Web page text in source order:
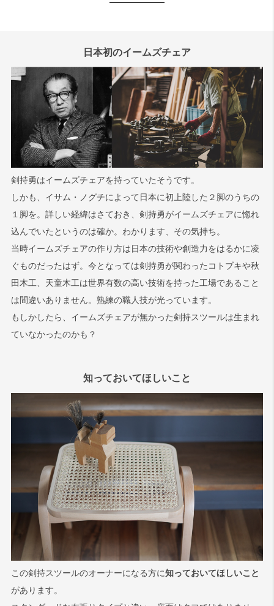
日本初のイームズチェア
剣持勇はイームズチェアを持っていたそうです。
しかも、イサム・ノグチによって日本に初上陸した２脚のうちの
１脚を。詳しい経緯はさておき、剣持勇がイームズチェアに惚れ
込んでいたというのは確か。わかります、その気持ち。
当時イームズチェアの作り方は日本の技術や創造力をはるかに凌
ぐものだったはず。今となっては剣持勇が関わったコトブキや秋
田木工、天童木工は世界有数の高い技術を持った工場であること
は間違いありません。熟練の職人技が光っています。
もしかしたら、イームズチェアが無かった剣持スツールは生まれ
ていなかったのかも？
知っておいてほしいこと
この剣持スツールのオーナーになる方に知っておいてほしいこと
があります。